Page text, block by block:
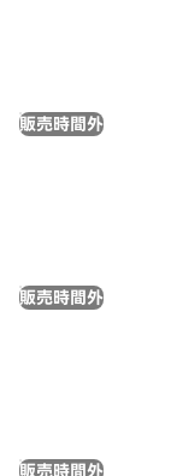
販売時間外
販売時間外